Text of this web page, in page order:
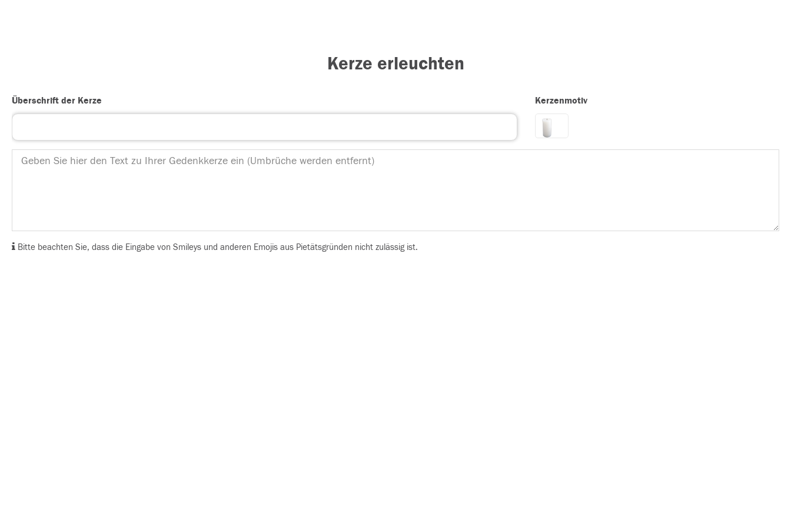
Kerze erleuchten
Überschrift der Kerze Kerzenmotiv
Bitte beachten Sie, dass die Eingabe von Smileys und anderen Emojis aus Pietätsgründen nicht zulässig ist.